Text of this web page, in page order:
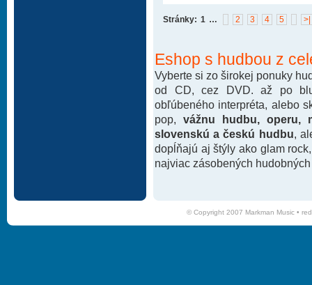
Stránky: 1 2 3 4 5
… >|
Eshop s hudbou z
Vyberte si zo širokej ponuky
od CD, cez DVD. až po
obľúbeného interpréta, alebo
pop, vážnu hudbu, operu,
slovenskú a českú hudbu ,
dopĺňajú aj štýly ako glam
najviac zásobených
© Copyright 2007 Markman Music •